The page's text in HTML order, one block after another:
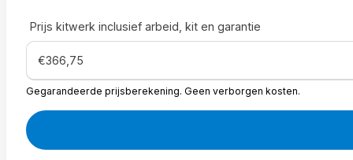
Prijs kitwerk inclusief arbeid, kit en garantie
Gegarandeerde prijsberekening. Geen verborgen kosten.